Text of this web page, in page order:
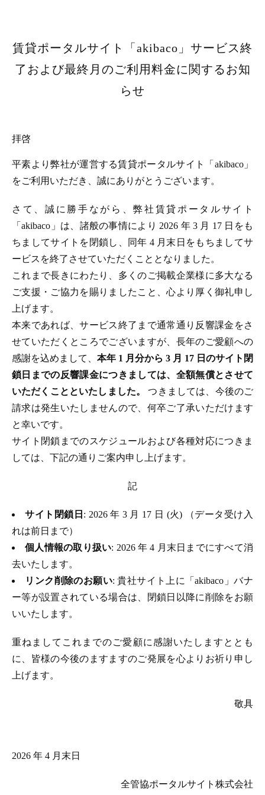
賃貸ポータルサイト「akibaco」サービス終
了および最終月のご利用料金に関するお知
らせ
拝啓
平素より弊社が運営する賃貸ポータルサイト「akibaco」
をご利用いただき、誠にありがとうございます。
さて、誠に勝手ながら、弊社賃貸ポータルサイト
「akibaco」は、諸般の事情により 2026 年 3 月 17 日をも
ちましてサイトを閉鎖し、同年 4 月末日をもちましてサ
ービスを終了させていただくこととなりました。
これまで長きにわたり、多くのご掲載企業様に多大なる
ご支援・ご協力を賜りましたこと、心より厚く御礼申し
上げます。
本来であれば、サービス終了まで通常通り反響課金をさ
せていただくところでございますが、長年のご愛顧への
感謝を込めまして、 本年 1 月分から 3 月 17 日のサイト閉
鎖日までの反響課金につきましては、全額無償とさせて
いただくことといたしました。つきましては、今後のご
請求は発生いたしませんので、何卒ご了承いただけます
と幸いです。
サイト閉鎖までのスケジュールおよび各種対応につきま
しては、下記の通りご案内申し上げます。
記
サイト閉鎖日 : 2026 年 3 月 17 日 (火) （データ受け入
れは前日まで）
個人情報の取り扱い: 2026 年 4 月末日までにすべて消
去いたします。
リンク削除のお願い: 貴社サイト上に「akibaco」バナ
ー等が設置されている場合は、閉鎖日以降に削除をお願
いいたします。
重ねましてこれまでのご愛顧に感謝いたしますととも
に、皆様の今後のますますのご発展を心よりお祈り申し
上げます。
敬具
2026 年 4 月末日
全管協ポータルサイト株式会社